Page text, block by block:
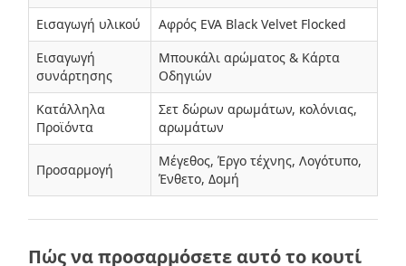
Εισαγωγή υλικού
Αφρός EVA Black Velvet Flocked
Εισαγωγή
συνάρτησης
Μπουκάλι αρώματος & Κάρτα
Οδηγιών
Κατάλληλα
Προϊόντα
Σετ δώρων αρωμάτων, κολόνιας,
αρωμάτων
Προσαρμογή
Μέγεθος, Έργο τέχνης, Λογότυπο,
Ένθετο, Δομή
Πώς να προσαρμόσετε αυτό το κουτί